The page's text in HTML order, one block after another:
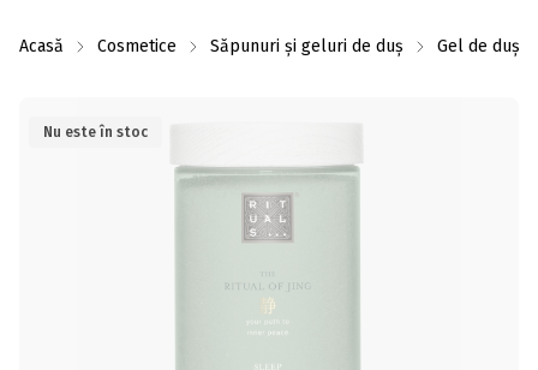
Acasă Cosmetice Săpunuri și geluri de duș Gel de duș
Nu este în stoc